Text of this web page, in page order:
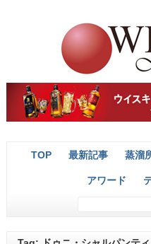
TOP 最新記事 蒸溜
アワード